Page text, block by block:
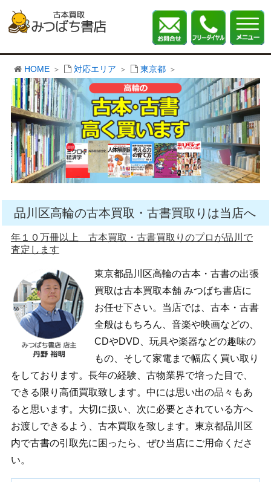
HOME 対応エリア 東京都
品川区高輪の古本買取・古書買取りは当店へ
年１０万冊以上 古本買取・古書買取りのプロが品川で
査定します
東京都品川区高輪の古本・古書の出張
買取は古本買取本舗 みつばち書店に
お任せ下さい。当店では、古本・古書
全般はもちろん、音楽や映画などの、
CDやDVD、玩具や楽器などの趣味の
もの、そして家電まで幅広く買い取り
をしております。長年の経験、古物業界で培った目で、
できる限り高価買取致します。中には思い出の品々もあ
ると思います。大切に扱い、次に必要とされている方へ
お渡しできるよう、古本買取を致します。東京都品川区
内で古書の引取先に困ったら、ぜひ当店にご用命くださ
い。